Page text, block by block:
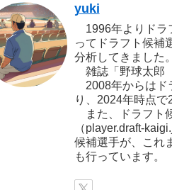
yuki
1996年よりドラ
ってドラフト候補
分析してきました
雑誌「野球太郎
2008年からはド
り、2024年時点
また、ドラフト
（player.draft-
候補選手が、これ
も行っています。